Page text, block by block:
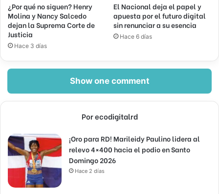
¿Por qué no siguen? Henry
Molina y Nancy Salcedo
dejan la Suprema Corte de
Justicia
Hace 3 días
El Nacional deja el papel y
apuesta por el futuro digital
sin renunciar a su esencia
Hace 6 días
Show one comment
Por ecodigitalrd
¡Oro para RD! Marileidy Paulino lidera al
relevo 4×400 hacia el podio en Santo
Domingo 2026
Hace 2 días